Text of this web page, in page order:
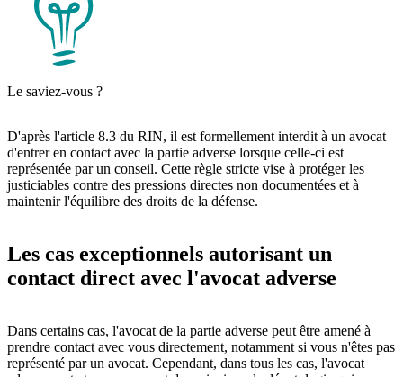
Le saviez-vous ?
D'après l'article 8.3 du RIN, il est formellement interdit à un avocat
d'entrer en contact avec la partie adverse lorsque celle-ci est
représentée par un conseil. Cette règle stricte vise à protéger les
justiciables contre des pressions directes non documentées et à
maintenir l'équilibre des droits de la défense.
Les cas exceptionnels autorisant un
contact direct avec l'avocat adverse
Dans certains cas, l'avocat de la partie adverse peut être amené à
prendre contact avec vous directement, notamment si vous n'êtes pas
représenté par un avocat. Cependant, dans tous les cas, l'avocat